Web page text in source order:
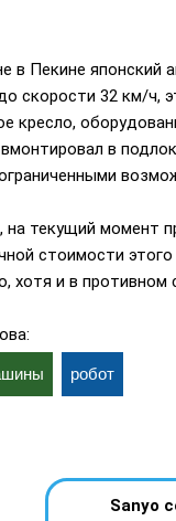
в Пекине японский
скорости 32 км/ч,
кресло,
в
текущий момент
стоимости
хотя и в противном
робот
Sanyo